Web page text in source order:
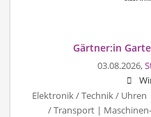
Gärtner:in
03.08.2026,
Elektronik / Technik /
/ Transport |